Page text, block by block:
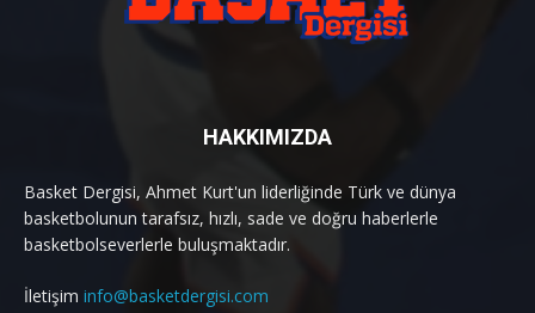
HAKKIMIZDA
Basket Dergisi, Ahmet Kurt'un liderliğinde Türk ve dünya
basketbolunun tarafsız, hızlı, sade ve doğru haberlerle
basketbolseverlerle buluşmaktadır.
İletişim info@basketdergisi.com